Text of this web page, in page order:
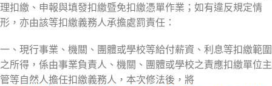
理扣繳、申報與填發扣繳暨免扣繳憑單作業；如有違反規定情
形，亦由該等扣繳義務人承擔處罰責任：
一、現行事業、機關、團體或學校等給付薪資、利息等扣繳範圍
之所得，係由事業負責人、機關、團體或學校之責應扣繳單位主
管等自然人擔任扣繳義務人，本次修法後，將